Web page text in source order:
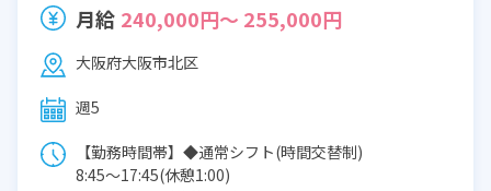
月給 240,000円～ 255,000円
大阪府大阪市北区
週5
【勤務時間帯】◆通常シフト(時間交替制)
8:45〜17:45(休憩1:00)